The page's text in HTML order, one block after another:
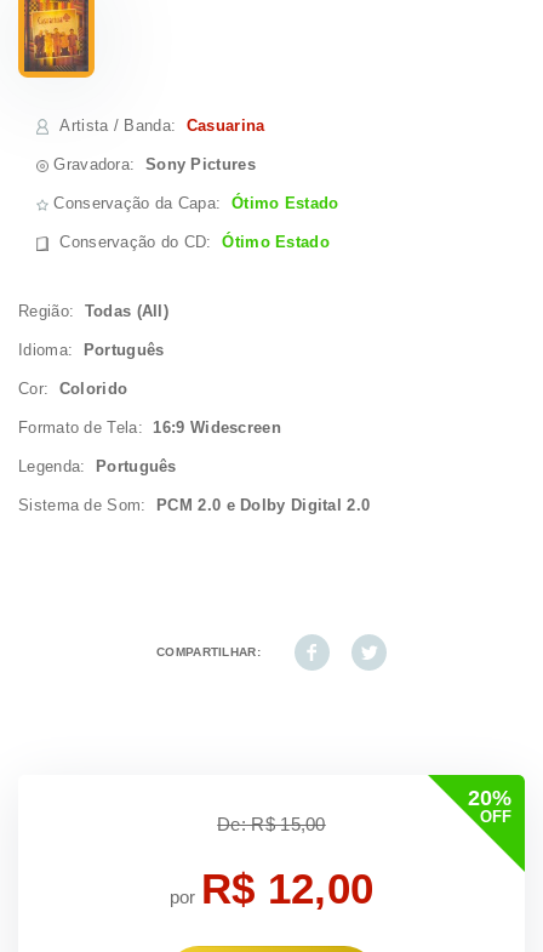
Artista / Banda: Casuarina
Gravadora: Sony Pictures
Conservação da Capa: Ótimo Estado
Conservação do CD:Ótimo Estado
Região: Todas (All)
Idioma: Português
Cor: Colorido
Formato de Tela:16:9 Widescreen
Legenda: Português
Sistema de Som: PCM 2.0 e Dolby Digital 2.0
COMPARTILHAR:
20%
OFF
De: R$ 15,00
por R$ 12,00